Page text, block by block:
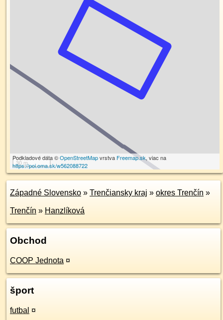
30 m
Podkladové dáta ©OpenStreetMapvrstva Freemap.sk, viac na
https://poi.oma.sk/w562088722
Západné Slovensko » Trenčiansky kraj » okres Trenčín »
Trenčín » Hanzlíková
Obchod
COOP Jednota ¤
šport
futbal ¤